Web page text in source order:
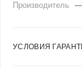
Производитель —
УСЛОВИЯ